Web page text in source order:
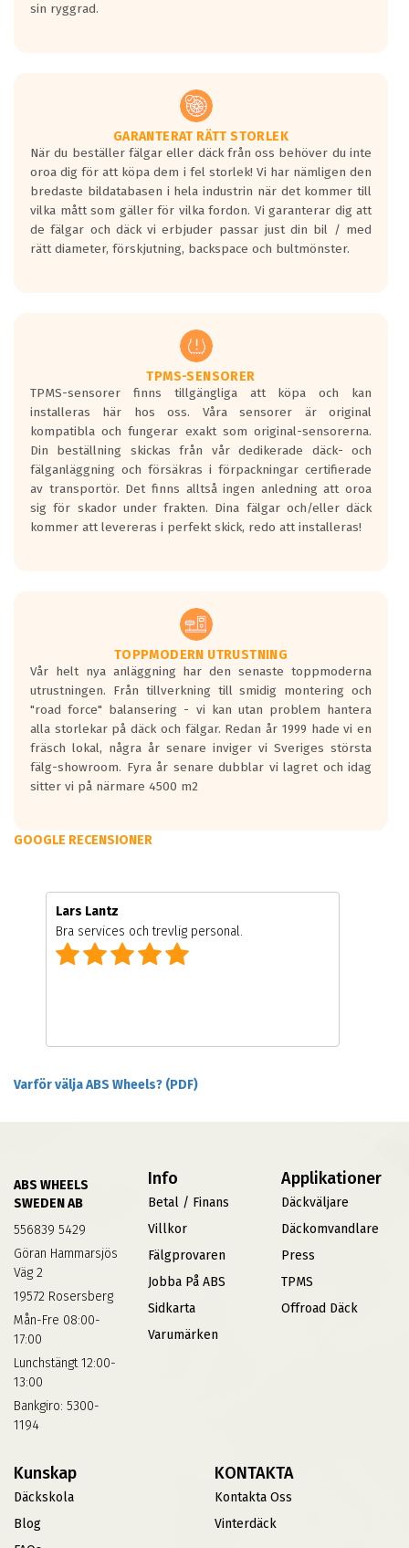
Vid körning i över 50km/h brukar
rullmotståndets ljud överträffa
motorljudet.
På däckmärkningen kommer det finnas
en symbol av ett däck med vågar. Hög
bullernivå markeras med svarta vågor
medans de vita vågorna påvisar om det är
ett tyst däck.
regelverket som introduceras år 2016.
Ett däck med två svarta vågor är redan
godkända för år 2016 nya regelverk.
Ett däck med en svart våg kommer vara
minst tre decibel tystare än det
regelverk som börjar gälla 2016.
sin ryggrad.
GARANTERAT RÄTT STORLEK
När du beställer fälgar eller däck från oss behöver du inte
oroa dig för att köpa dem i fel storlek! Vi har nämligen den
bredaste bildatabasen i hela industrin när det kommer till
vilka mått som gäller för vilka fordon. Vi garanterar dig att
de fälgar och däck vi erbjuder passar just din bil / med
rätt diameter, förskjutning, backspace och bultmönster.
TPMS-SENSORER
TPMS-sensorer finns tillgängliga att köpa och kan
installeras här hos oss. Våra sensorer är original
kompatibla och fungerar exakt som original-sensorerna.
Din beställning skickas från vår dedikerade däck- och
fälganläggning och försäkras i förpackningar certifierade
av transportör. Det finns alltså ingen anledning att oroa
sig för skador under frakten. Dina fälgar och/eller däck
kommer att levereras i perfekt skick, redo att installeras!
TOPPMODERN UTRUSTNING
Vår helt nya anläggning har den senaste toppmoderna
utrustningen. Från tillverkning till smidig montering och
"road force" balansering - vi kan utan problem hantera
alla storlekar på däck och fälgar. Redan år 1999 hade vi en
fräsch lokal, några år senare inviger vi Sveriges största
fälg-showroom. Fyra år senare dubblar vi lagret och idag
sitter vi på närmare 4500 m2
GOOGLE RECENSIONER
Lars Lantz
Bra services och trevlig personal.
Varför välja ABS Wheels? (PDF)
ABS WHEELS
SWEDEN AB
556839 5429
Göran Hammarsjös
Väg 2
19572 Rosersberg
Mån-Fre 08:00-
17:00
Lunchstängt 12:00-
13:00
Bankgiro: 5300-
1194
Info
Betal / Finans
Villkor
Fälgprovaren
Jobba På ABS
Sidkarta
Varumärken
Applikationer
Däckväljare
Däckomvandlare
Press
TPMS
Offroad Däck
Kunskap
Däckskola
Blog
KONTAKTA
Kontakta Oss
Vinterdäck